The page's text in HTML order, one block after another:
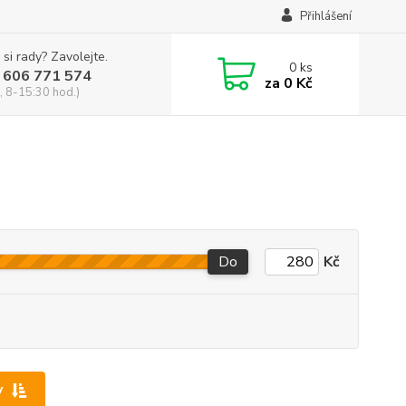
Přihlášení
rady? Zavolejte.
771 574
8-15:30 hod.)
0ks
za 0 Kč
Do Kč